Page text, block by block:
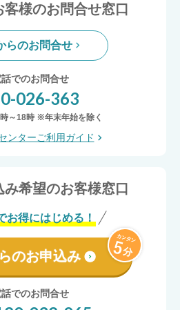
様のお問合せ窓口
らのお問合せ
でのお問合せ
026-363
～18時 ※年末年始を除く
ンターご利用ガイド
希望のお客様窓口
お得にはじめる！
のお申込み
でのお問合せ